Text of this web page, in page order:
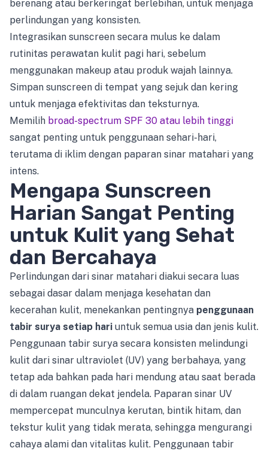
berenang atau berkeringat berlebihan, untuk menjaga
perlindungan yang konsisten.
Integrasikan sunscreen secara mulus ke dalam
rutinitas perawatan kulit pagi hari, sebelum
menggunakan makeup atau produk wajah lainnya.
Simpan sunscreen di tempat yang sejuk dan kering
untuk menjaga efektivitas dan teksturnya.
Memilih broad-spectrum SPF 30 atau lebih tinggi
sangat penting untuk penggunaan sehari-hari,
terutama di iklim dengan paparan sinar matahari yang
intens.
Mengapa Sunscreen
Harian Sangat Penting
untuk Kulit yang Sehat
dan Bercahaya
Perlindungan dari sinar matahari diakui secara luas
sebagai dasar dalam menjaga kesehatan dan
kecerahan kulit, menekankan pentingnya penggunaan
tabir surya setiap hari untuk semua usia dan jenis kulit.
Penggunaan tabir surya secara konsisten melindungi
kulit dari sinar ultraviolet (UV) yang berbahaya, yang
tetap ada bahkan pada hari mendung atau saat berada
di dalam ruangan dekat jendela. Paparan sinar UV
mempercepat munculnya kerutan, bintik hitam, dan
tekstur kulit yang tidak merata, sehingga mengurangi
cahaya alami dan vitalitas kulit. Penggunaan tabir